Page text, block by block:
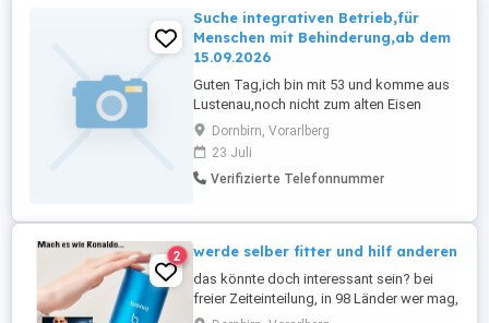
Suche integrativen Betrieb,für
Menschen mit Behinderung,ab dem
15.09.2026
Guten Tag,ich bin mit 53 und komme aus
Lustenau,noch nicht zum alten Eisen
gehörend,aber ich habe einen GdB von
50%.Ich suche einen integrativen
Betrieb,der es mir ermöglicht,daiherhaft
ein wertvolles Teammitglied,des Betiebes
meine Einschränkungen
hinzuweisen,damit ...
Dornbirn, Vorarlberg
23 Juli
Verifizierte Telefonnummer
2 werde selber fitter und hilf anderen
das könnte doch interessant sein? bei
freier Zeiteinteilung, in 98 Länder wer mag,
Haupt oder nebenberuflich, ohne Risiko,